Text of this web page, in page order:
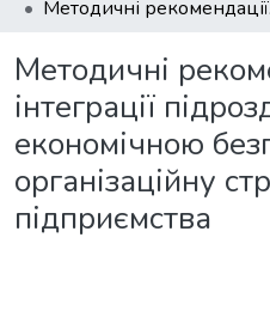
Методичні
Методичні
інтеграції
економічною
організаційну
підприємства